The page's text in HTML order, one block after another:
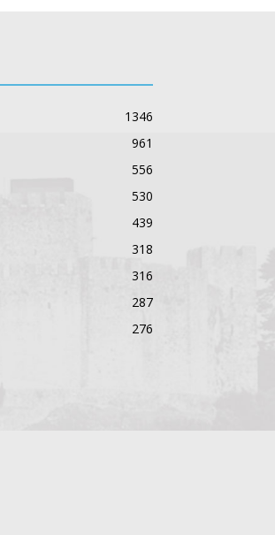
1346
961
556
530
439
318
316
287
276